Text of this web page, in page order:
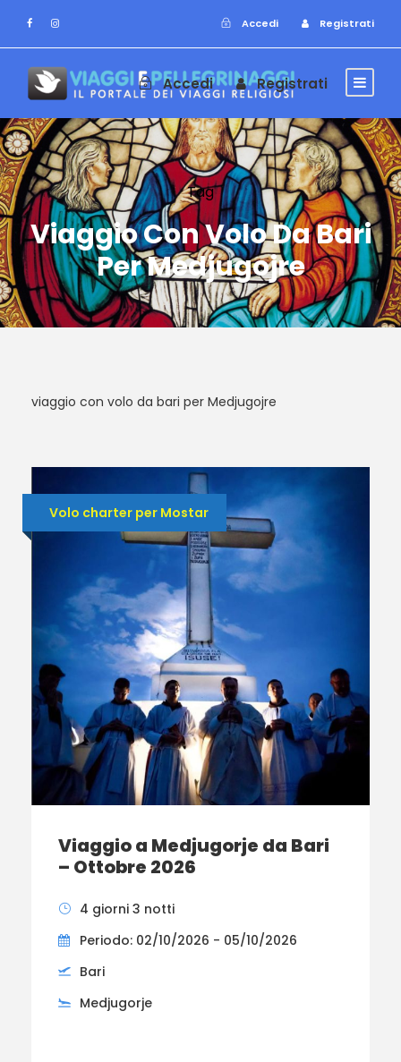
Accedi Registrati
Accedi Registrati
Tag
Viaggio Con Volo Da Bari
Per Medjugojre
viaggio con volo da bari per Medjugojre
Volo charter per Mostar
Viaggio a Medjugorje da Bari
– Ottobre 2026
4 giorni 3 notti
Periodo: 02/10/2026 - 05/10/2026
Bari
Medjugorje